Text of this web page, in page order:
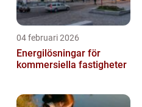
04 februari 2026
Energilösningar för
kommersiella fastigheter